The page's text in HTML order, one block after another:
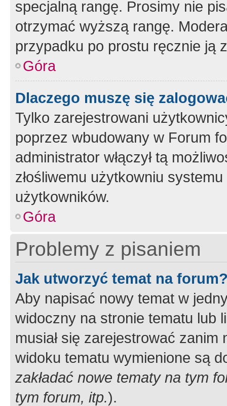
specjalną rangę. Prosimy nie
otrzymać wyższą rangę.
przypadku po prostu ręcznie ją
Góra
Dlaczego muszę się
Tylko zarejestrowani
poprzez wbudowany w Forum
administrator włączył tą
złośliwemu użytkowniu
użytkowników.
Góra
Problemy z pisaniem
Jak utworzyć temat na
Aby napisać nowy temat w
widoczny na stronie tematu lub
musiał się zarejestrować
widoku tematu wymienione są
zakładać nowe tematy na tym
tym forum, itp.).